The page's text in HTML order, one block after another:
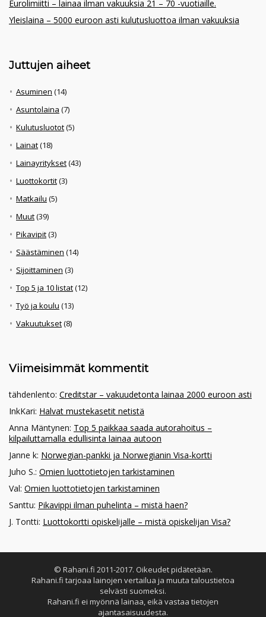
Eurolimiitti – lainaa ilman vakuuksia 21 – 70 -vuotiaille.
Yleislaina – 5000 euroon asti kulutusluottoa ilman vakuuksia
Juttujen aiheet
Asuminen (14)
Asuntolaina (7)
Kulutusluotot(5)
Lainat(18)
Lainayritykset(43)
Luottokortit(3)
Matkailu (5)
Muut(39)
Pikavipit(3)
Säästäminen (14)
Sijoittaminen (3)
Top 5 ja 10 listat(12)
Työ ja koulu (13)
Vakuutukset(8)
Viimeisimmät kommentit
tähdenlento: Creditstar – vakuudetonta lainaa 2000 euroon asti
InkKari: Halvat mustekasetit netistä
Anna Mäntynen: Top 5 paikkaa saada autorahoitus –
kilpailuttamalla edullisinta lainaa autoon
Janne k: Norwegian-pankki ja Norwegianin Visa-kortti
Juho S.: Omien luottotietojen tarkistaminen
Val: Omien luottotietojen tarkistaminen
Santtu: Pikavippi ilman puhelinta – mistä haen?
J. Tontti: Luottokortti opiskelijalle – mistä opiskelijan Visa?
© Rahani.fi 2011-2017. Oikeudet pidätetään.
Rahani.fi tarjoaa lainojen vertailua ja muuta taloustietoa
selvästi suomeksi.
Rahani.fi ei myönnä lainaa, eikä vastaa tietojen
ajantasaisuudesta.